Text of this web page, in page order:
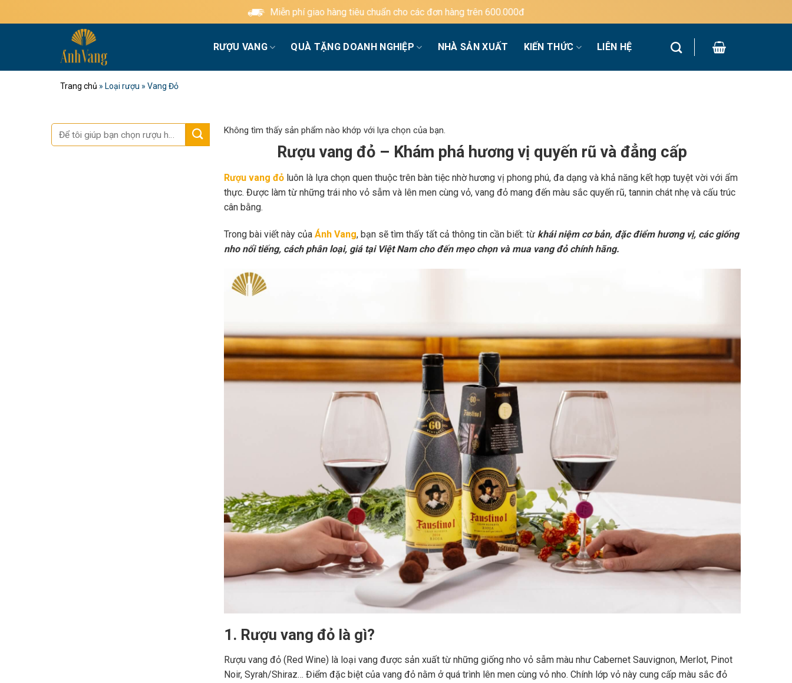
qua
Miễn phí giao hàng tiêu chuẩn cho các đơn hàng trên 600.000đ
RƯỢU VANG QUÀ TẶNG DOANH NGHIỆP NHÀ SẢN XUẤT KIẾN THỨC LIÊN HỆ
Trang chủ » Loại rượu » Vang Đỏ
Tìm
kiếm:
Không tìm thấy sản phẩm nào khớp với lựa chọn của bạn.
Rượu vang đỏ – Khám phá hương vị quyến rũ và đẳng cấp
Rượu vang đỏluôn là lựa chọn quen thuộc trên bàn tiệc nhờ hương vị phong phú, đa dạng và khả năng kết hợp tuyệt vời với ẩm
thực. Được làm từ những trái nho vỏ sẫm và lên men cùng vỏ, vang đỏ mang đến màu sắc quyến rũ, tannin chát nhẹ và cấu trúc
cân bằng.
Trong bài viết này của Ánh Vang, bạn sẽ tìm thấy tất cả thông tin cần biết: từ khái niệm cơ bản, đặc điểm hương vị, các giống
nho nổi tiếng, cách phân loại, giá tại Việt Nam cho đến mẹo chọn và mua vang đỏ chính hãng.
1. Rượu vang đỏ là gì?
Rượu vang đỏ (Red Wine) là loại vang được sản xuất từ những giống nho vỏ sẫm màu như Cabernet Sauvignon, Merlot, Pinot
Noir, Syrah/Shiraz… Điểm đặc biệt của vang đỏ nằm ở quá trình lên men cùng vỏ nho. Chính lớp vỏ này cung cấp màu sắc đỏ